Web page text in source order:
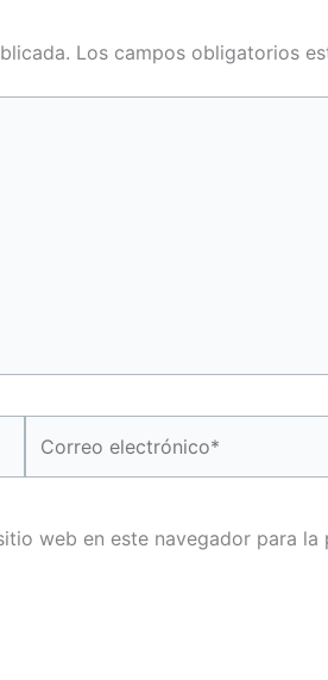
Los campos obligatorios
electrónico*
web en este navegador para